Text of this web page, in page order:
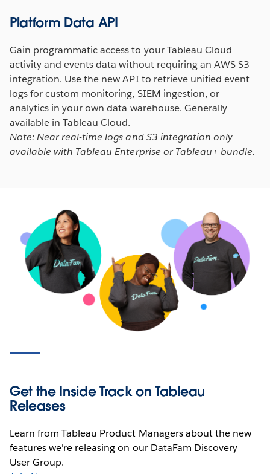
Platform Data API
Gain programmatic access to your Tableau Cloud
activity and events data without requiring an AWS S3
integration. Use the new API to retrieve unified event
logs for custom monitoring, SIEM ingestion, or
analytics in your own data warehouse. Generally
available in Tableau Cloud.
Note: Near real-time logs and S3 integration only
available with Tableau Enterprise or Tableau+ bundle.
Get the Inside Track on Tableau
Releases
Learn from Tableau Product Managers about the new
features we're releasing on our DataFam Discovery
User Group.